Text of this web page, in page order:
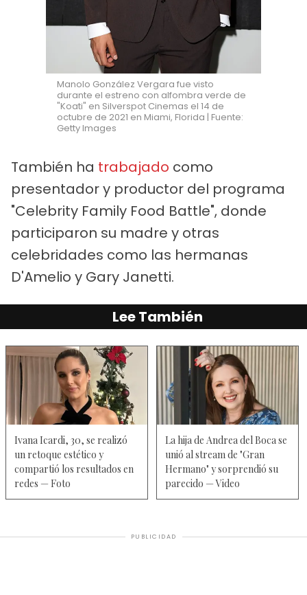
Manolo González Vergara fue visto
durante el estreno con alfombra verde de
"Koati" en Silverspot Cinemas el 14 de
octubre de 2021 en Miami, Florida | Fuente:
Getty Images
También ha trabajado como
presentador y productor del programa
"Celebrity Family Food Battle", donde
participaron su madre y otras
celebridades como las hermanas
D'Amelio y Gary Janetti.
Lee También
Ivana Icardi, 30, se realizó
un retoque estético y
compartió los resultados en
redes — Foto
La hija de Andrea del Boca se
unió al stream de "Gran
Hermano" y sorprendió su
parecido — Video
PUBLICIDAD